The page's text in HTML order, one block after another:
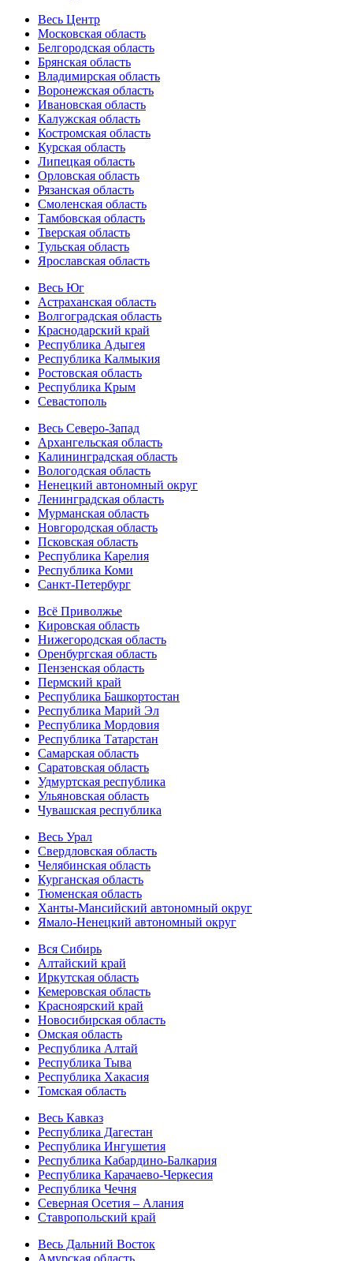
Весь Центр
Московская область
Белгородская область
Брянская область
Владимирская область
Воронежская область
Ивановская область
Калужская область
Костромская область
Курская область
Липецкая область
Орловская область
Рязанская область
Смоленская область
Тамбовская область
Тверская область
Тульская область
Ярославская область
Весь Юг
Астраханская область
Волгоградская область
Краснодарский край
Республика Адыгея
Республика Калмыкия
Ростовская область
Республика Крым
Севастополь
Весь Северо-Запад
Архангельская область
Калининградская область
Вологодская область
Ненецкий автономный округ
Ленинградская область
Мурманская область
Новгородская область
Псковская область
Республика Карелия
Республика Коми
Санкт-Петербург
Всё Приволжье
Кировская область
Нижегородская область
Оренбургская область
Пензенская область
Пермский край
Республика Башкортостан
Республика Марий Эл
Республика Мордовия
Республика Татарстан
Самарская область
Саратовская область
Удмуртская республика
Ульяновская область
Чувашская республика
Весь Урал
Свердловская область
Челябинская область
Курганская область
Тюменская область
Ханты-Мансийский автономный округ
Ямало-Ненецкий автономный округ
Вся Сибирь
Алтайский край
Иркутская область
Кемеровская область
Красноярский край
Новосибирская область
Омская область
Республика Алтай
Республика Тыва
Республика Хакасия
Томская область
Весь Кавказ
Республика Дагестан
Республика Ингушетия
Республика Кабардино-Балкария
Республика Карачаево-Черкесия
Республика Чечня
Северная Осетия – Алания
Ставропольский край
Весь Дальний Восток
Амурская область